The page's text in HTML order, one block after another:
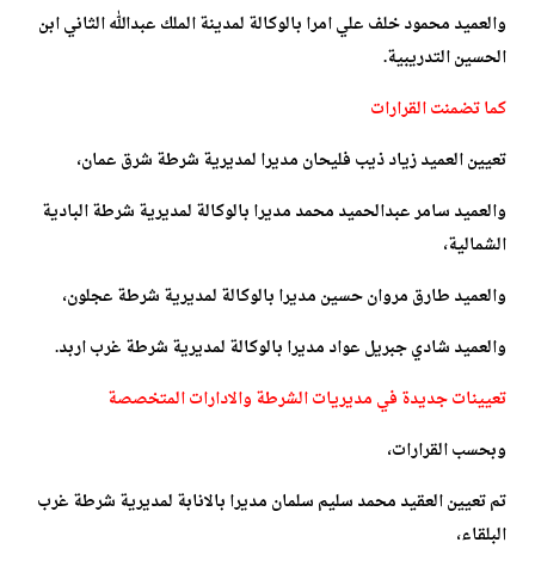
والعميد محمود خلف علي امرا بالوكالة لمدينة الملك عبدالله الثاني ابن
الحسين التدريبية.
كما تضمنت القرارات
تعيين العميد زياد ذيب فليحان مديرا لمديرية شرطة شرق عمان،
والعميد سامر عبدالحميد محمد مديرا بالوكالة لمديرية شرطة البادية
الشمالية،
والعميد طارق مروان حسين مديرا بالوكالة لمديرية شرطة عجلون،
والعميد شادي جبريل عواد مديرا بالوكالة لمديرية شرطة غرب اربد.
تعيينات جديدة في مديريات الشرطة والادارات المتخصصة
وبحسب القرارات،
تم تعيين العقيد محمد سليم سلمان مديرا بالانابة لمديرية شرطة غرب
البلقاء،